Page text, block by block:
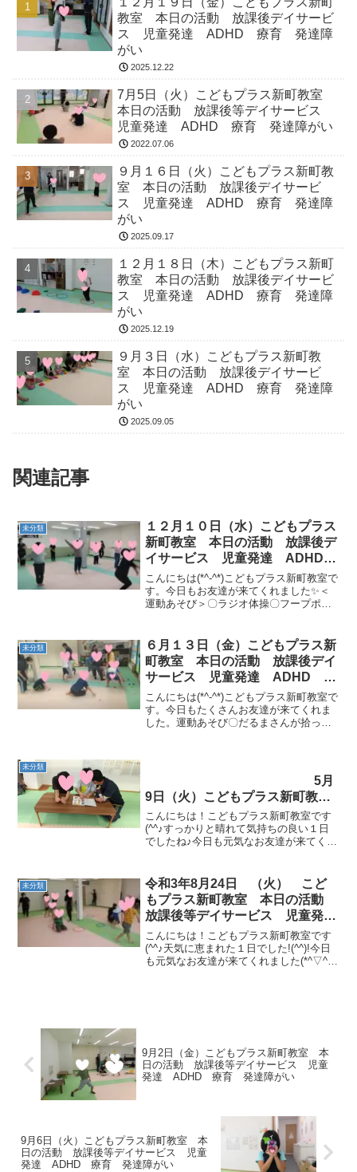
教室 本日の活動 放課後デイサービ
ス 児童発達 ADHD 療育 発達障
がい
2025.12.22
7月5日（火）こどもプラス新町教室
本日の活動 放課後等デイサービス
児童発達 ADHD 療育 発達障がい
2022.07.06
９月１６日（火）こどもプラス新町教
室 本日の活動 放課後デイサービ
ス 児童発達 ADHD 療育 発達障
がい
2025.09.17
１２月１８日（木）こどもプラス新町
教室 本日の活動 放課後デイサービ
ス 児童発達 ADHD 療育 発達障
がい
2025.12.19
９月３日（水）こどもプラス新町教
室 本日の活動 放課後デイサービ
ス 児童発達 ADHD 療育 発達障
がい
2025.09.05
関連記事
未分類
１２月１０日（水）こどもプラス
新町教室 本日の活動 放課後デ
イサービス 児童発達 ADHD
療育 発達障がい
こんにちは(*^-^*)こどもプラス新町教室で
す。今日もお友達が来てくれました✨＜
運動あそび＞〇ラジオ体操〇フープポイ
フープグーパー→トランポリン10回→マ
ットさつまい...
未分類
６月１３日（金）こどもプラス新
町教室 本日の活動 放課後デイ
サービス 児童発達 ADHD 療
育 発達障がい
こんにちは(*^-^*)こどもプラス新町教室で
す。今日もたくさんお友達が来てくれま
した。運動あそび〇だるまさんが拾った
未分類
5月
9日（火）こどもプラス新町教
室 本日の活動 放課後等デイサ
ービス 児童発達 ADHD 療
育 発達障がい
こんにちは！こどもプラス新町教室です
(^^♪すっかりと晴れて気持ちの良い１日
でしたね♪今日も元気なお友達が来てくれ
らでした(*‘ω‘ *)協力して上手に進みま
し...
未分類
令和3年8月24日 （火） こど
もプラス新町教室 本日の活動
放課後等デイサービス 児童発
達 ADHD 療育 発達障がい
こんにちは！こどもプラス新町教室です
(^^♪天気に恵まれた１日でした!(^^)!今日
も元気なお友達が来てくれました(*^▽^*)
9月2日（金）こどもプラス新町教室 本
日の活動 放課後等デイサービス 児童
発達 ADHD 療育 発達障がい
9月6日（火）こどもプラス新町教室 本
日の活動 放課後等デイサービス 児童
発達 ADHD 療育 発達障がい